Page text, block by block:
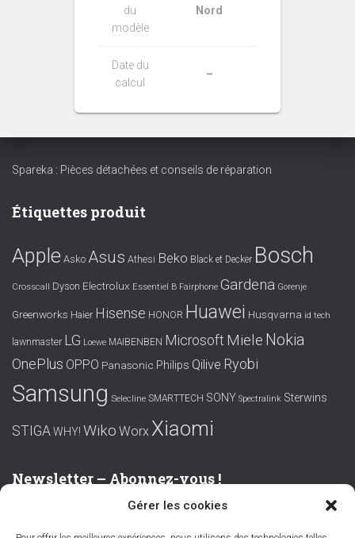
Gérer les cookies
du
modèle
Nord
Date du
calcul
–
Spareka : Pièces détachées et conseils de réparation
Étiquettes produit
Apple Asko Asus Athesi Beko Black et Decker Bosch
Crosscall Dyson Electrolux Essentiel B Fairphone Gardena Gorenje
Greenworks Haier Hisense HONOR Huawei Husqvarna id tech
lawnmaster LG Loewe MAIBENBEN Microsoft Miele Nokia
OnePlus OPPO Panasonic Philips Qilive Ryobi
Samsung Selecline SMARTTECH SONY Spectralink Sterwins
STIGAWHY! Wiko Worx Xiaomi
Newsletter – Abonnez-vous !
Prénom ou nom complet